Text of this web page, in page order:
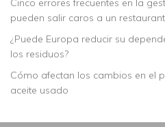
Cinco errores frecuentes en la
pueden salir caros a un
¿Puede Europa reducir su
los residuos?
Cómo afectan los cambios en el
aceite usado